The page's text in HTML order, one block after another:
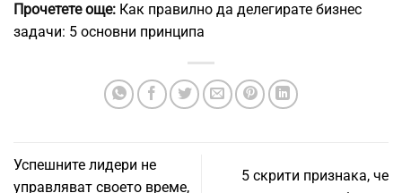
Прочетете още: Как правилно да делегирате бизнес
задачи: 5 основни принципа
Успешните лидери не
управляват своето време,
5 скрити признака, че